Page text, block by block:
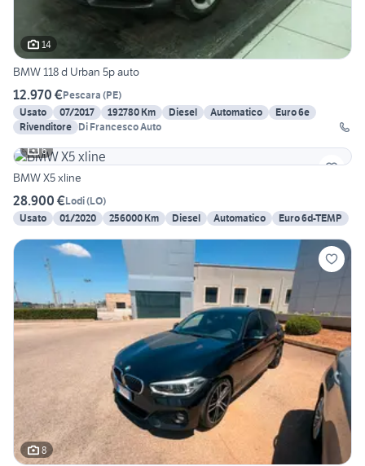
14
BMW 118 d Urban 5p auto
12.970 €Pescara (PE)
Usato
07/2017 192780 Km Diesel Automatico
Euro 6e
Rivenditore Di Francesco Auto
6
BMW X5 xline
28.900 €Lodi(LO)
Usato
01/2020 256000 Km Diesel Automatico Euro 6d-TEMP
8